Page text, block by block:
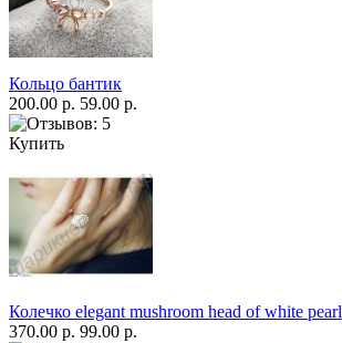
Кольцо бантик
200.00 р. 59.00 р.
Купить
Колечко elegant mushroom head of white pearl
370.00 р. 99.00 р.